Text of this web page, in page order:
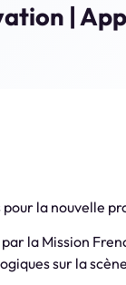
|
la nouvelle
la Mission
sur la